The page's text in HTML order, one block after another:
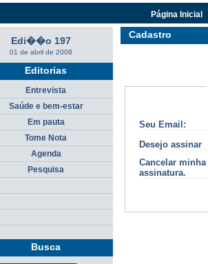
Cadastro
Seu Email:
Desejo assinar
Cancelar minha
assinatura.
Edi��o 197
01 de abril de 2008
Editorias
Entrevista
Saúde e bem-estar
Em pauta
Tome Nota
Agenda
Pesquisa
Busca
Página Inicial